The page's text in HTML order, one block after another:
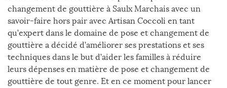
changement de gouttière à Saulx Marchais avec un
savoir-faire hors pair avec Artisan Coccoli en tant
qu’expert dans le domaine de pose et changement de
gouttière a décidé d’améliorer ses prestations et ses
techniques dans le but d’aider les familles à réduire
leurs dépenses en matière de pose et changement de
gouttière de tout genre. Et en ce moment pour lancer